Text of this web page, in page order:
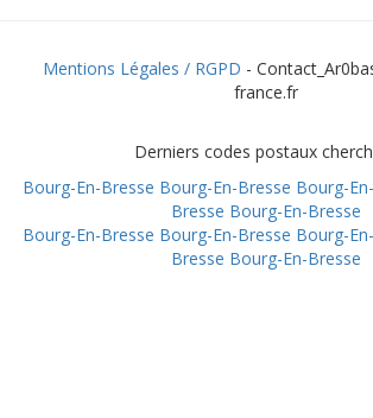
Mentions Légales / RGPD -
france.fr
Derniers codes postaux
Bourg-En-Bresse Bourg-En-Bresse Bourg-
Bresse Bourg-En-Bresse
Bourg-En-Bresse Bourg-En-Bresse Bourg-
Bresse Bourg-En-Bresse